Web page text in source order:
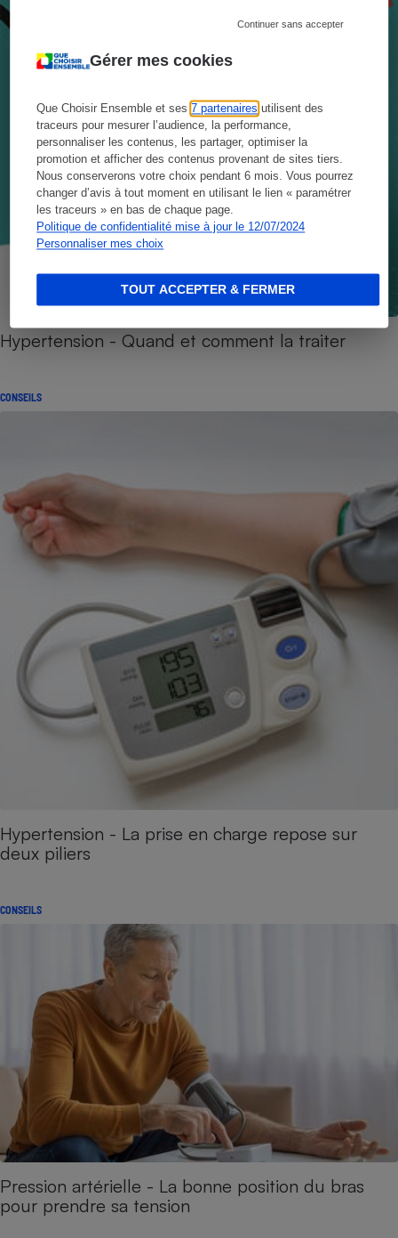
Gérer mes cookies
Que Choisir Ensemble et ses7 partenaires utilisent des
traceurs pour mesurer l’audience, la performance,
personnaliser les contenus, les partager, optimiser la
promotion et afficher des contenus provenant de sites tiers.
Nous conserverons votre choix pendant 6 mois. Vous pourrez
changer d’avis à tout moment en utilisant le lien « paramétrer
les traceurs » en bas de chaque page.
Politique de confidentialité mise à jour le 12/07/2024
Personnaliser mes choix
Continuer sans accepter
TOUT ACCEPTER & FERMER
Hypertension - Quand et comment la traiter
CONSEILS
Hypertension - La prise en charge repose sur
deux piliers
CONSEILS
Pression artérielle - La bonne position du bras
pour prendre sa tension